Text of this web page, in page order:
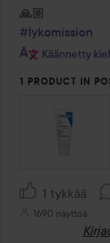
#lykomission
Käännetty
1 PRODUCT IN
1 tykkää
1690 näyttöä